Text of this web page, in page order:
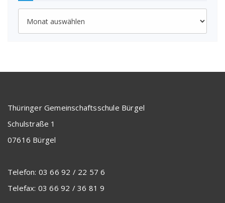
Thüringer Gemeinschaftsschule Bürgel
Schulstraße 1
07616 Bürgel
Telefon: 03 66 92 / 22 57 6
Telefax: 03 66 92 / 36 81 9